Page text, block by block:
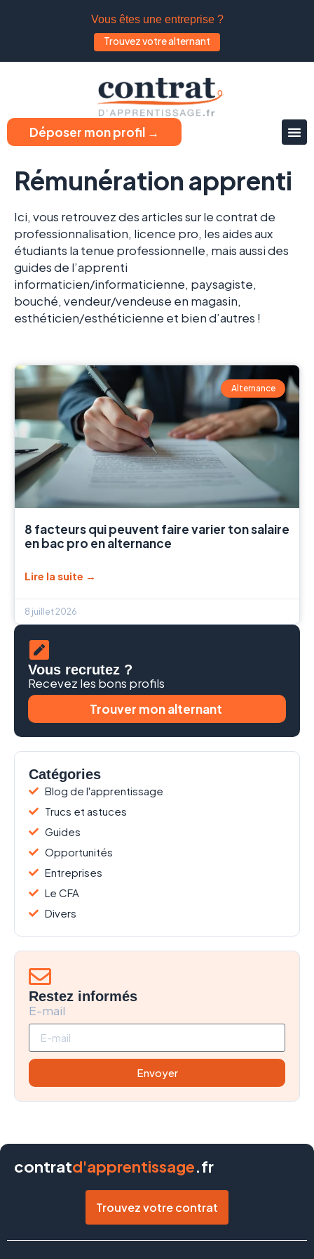
Vous êtes une entreprise ?
Trouvez votre alternant
Déposer mon profil →
Rémunération apprenti
Ici, vous retrouvez des articles sur le contrat de
professionnalisation, licence pro, les aides aux
étudiants la tenue professionnelle, mais aussi des
guides de l’apprenti
informaticien/informaticienne, paysagiste,
bouché, vendeur/vendeuse en magasin,
esthéticien/esthéticienne et bien d’autres !
Alternance
8 facteurs qui peuvent faire varier ton salaire
en bac pro en alternance
Lire la suite →
8 juillet 2026
Vous recrutez ?
Recevez les bons profils
Trouver mon alternant
Catégories
Blog de l'apprentissage
Trucs et astuces
Guides
Opportunités
Entreprises
Le CFA
Divers
Restez informés
E-mail
Envoyer
contratd'apprentissage.fr
Trouvez votre contrat